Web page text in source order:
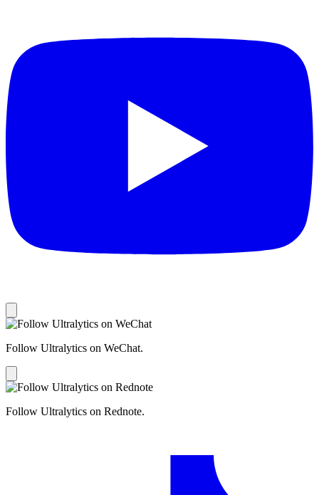
Follow Ultralytics on WeChat.
Follow Ultralytics on Rednote.